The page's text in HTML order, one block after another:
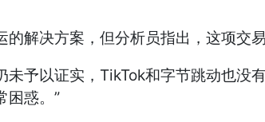
解决方案，但分析员指出，这项交
予以证实，TikTok和字节跳动也没
困惑。”